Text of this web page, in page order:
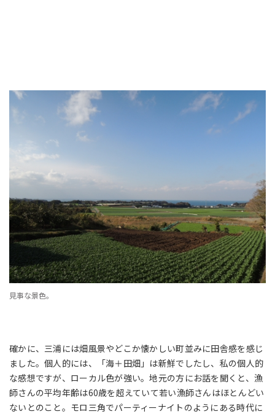
見事な景色。
確かに、三浦には畑風景やどこか懐かしい町並みに田舎感を感じ
ました。個人的には、「海＋田畑」は新鮮でしたし、私の個人的
な感想ですが、ローカル色が強い。地元の方にお話を聞くと、漁
師さんの平均年齢は60歳を超えていて若い漁師さんはほとんどい
ないとのこと。モロ三角でパーティーナイトのようにある時代に